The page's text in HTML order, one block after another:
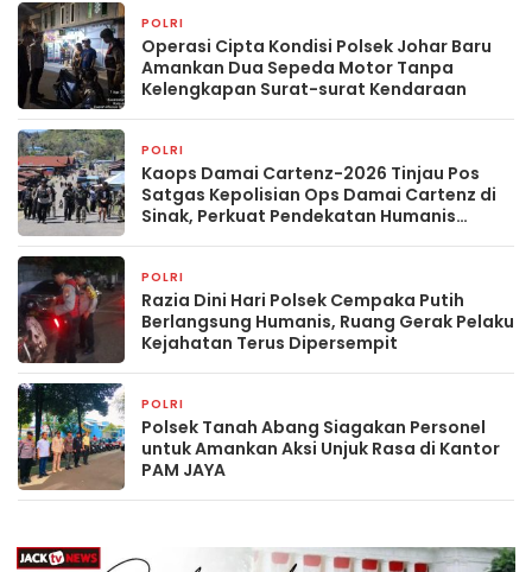
POLRI
Operasi Cipta Kondisi Polsek Johar Baru
Amankan Dua Sepeda Motor Tanpa
Kelengkapan Surat-surat Kendaraan
POLRI
Kaops Damai Cartenz-2026 Tinjau Pos
Satgas Kepolisian Ops Damai Cartenz di
Sinak, Perkuat Pendekatan Humanis
POLRI
Razia Dini Hari Polsek Cempaka Putih
Berlangsung Humanis, Ruang Gerak Pelaku
Kejahatan Terus Dipersempit
POLRI
Polsek Tanah Abang Siagakan Personel
untuk Amankan Aksi Unjuk Rasa di Kantor
PAM JAYA